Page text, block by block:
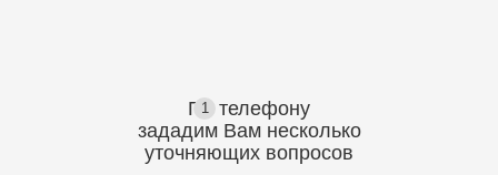
1
По телефону
зададим Вам несколько
уточняющих вопросов